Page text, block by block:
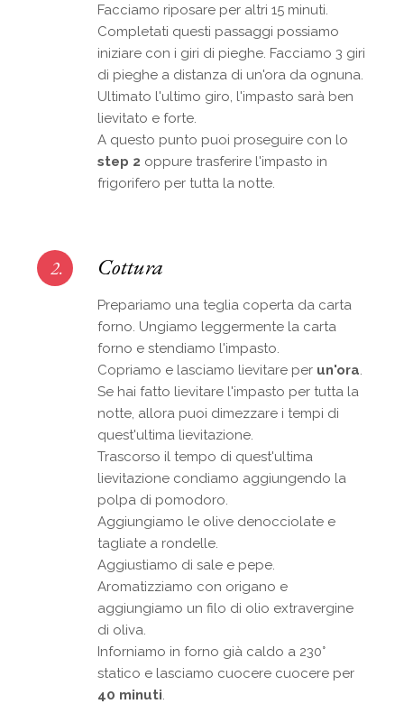
Facciamo riposare per altri 15 minuti.
Completati questi passaggi possiamo
iniziare con i giri di pieghe. Facciamo 3 giri
di pieghe a distanza di un'ora da ognuna.
Ultimato l'ultimo giro, l'impasto sarà ben
lievitato e forte.
A questo punto puoi proseguire con lo
step 2 oppure trasferire l'impasto in
frigorifero per tutta la notte.
2. Cottura
Prepariamo una teglia coperta da carta
forno. Ungiamo leggermente la carta
forno e stendiamo l'impasto.
Copriamo e lasciamo lievitare per un'ora.
Se hai fatto lievitare l'impasto per tutta la
notte, allora puoi dimezzare i tempi di
quest'ultima lievitazione.
Trascorso il tempo di quest'ultima
lievitazione condiamo aggiungendo la
polpa di pomodoro.
Aggiungiamo le olive denocciolate e
tagliate a rondelle.
Aggiustiamo di sale e pepe.
Aromatizziamo con origano e
aggiungiamo un filo di olio extravergine
di oliva.
Inforniamo in forno già caldo a 230°
statico e lasciamo cuocere cuocere per
40 minuti.